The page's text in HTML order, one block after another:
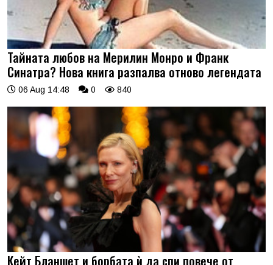
Тайната любов на Мерилин Монро и Франк
Синатра? Нова книга разпалва отново легендата
06 Aug 14:48 0 840
Кейт Бланшет и борбата ѝ да спи повече от